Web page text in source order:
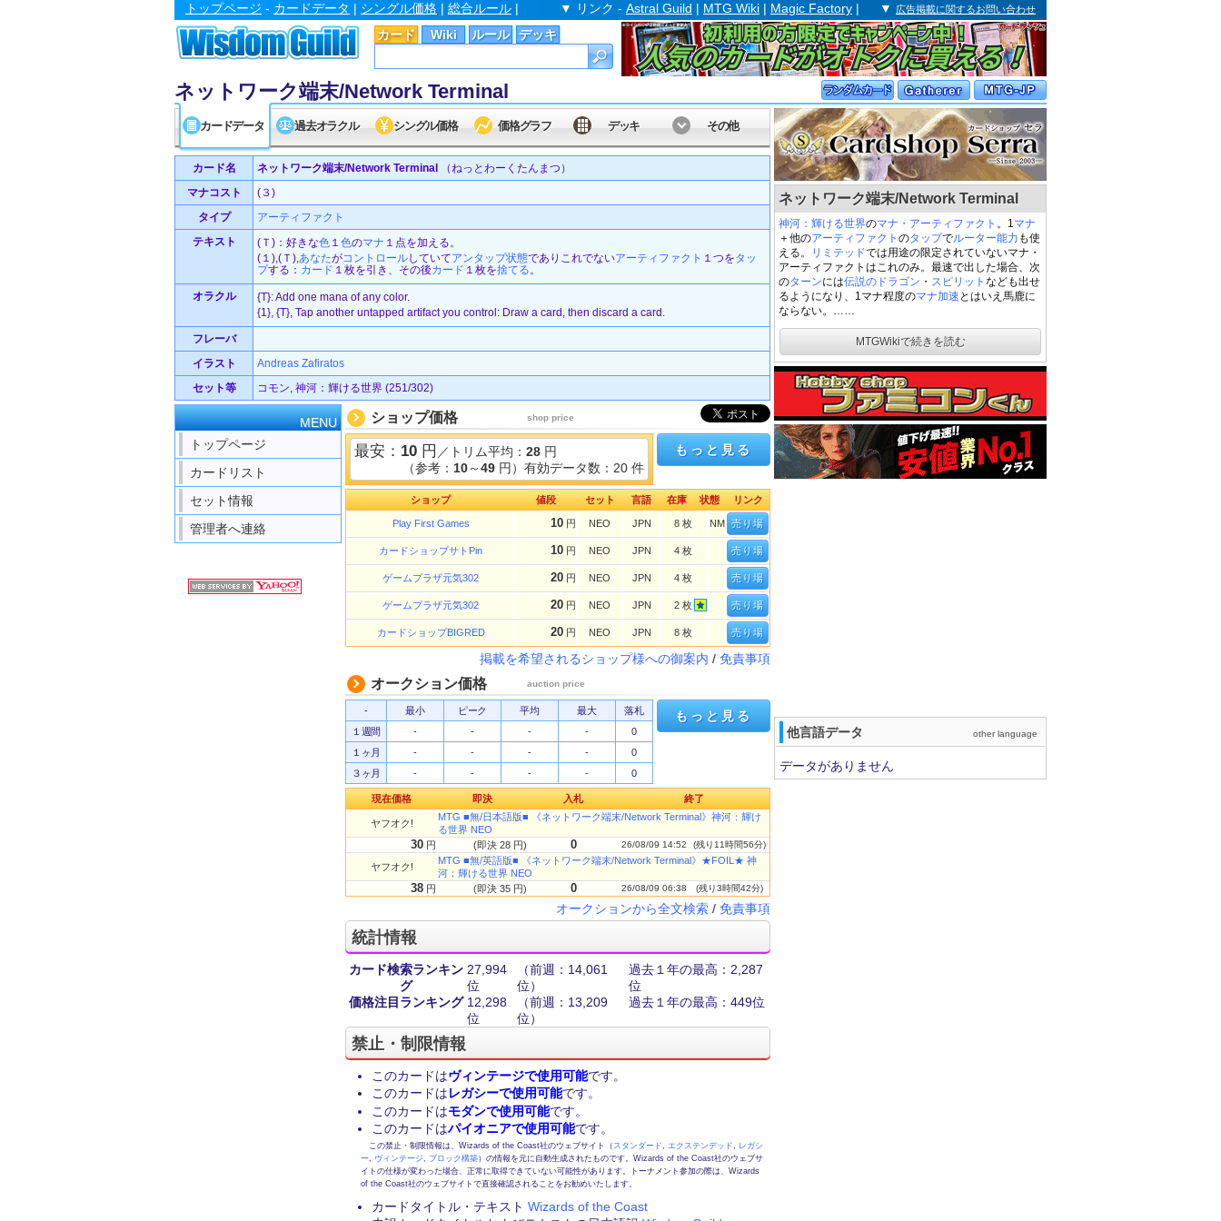
カード Wiki ルール デッキ
トップページ - カードデータ | シングル価格 | 総合ルール | ▼ リンク - Astral Guild | MTG Wiki | Magic Factory | ▼ 広告掲載に関するお問い合わせ
ネットワーク端末/Network Terminal
ネットワーク端末/Network Terminal
神河：輝ける世界のマナ・アーティファクト 。1マナ
＋他のアーティファクト のタップでルーター能力 も使
える。
リミテッドでは用途の限定されていないマナ・
アーティファクトはこれのみ。最速で出した場合、次
のターンには伝説の ドラゴン ・ スピリット なども出せ
るようになり、1マナ程度のマナ加速 とはいえ馬鹿に
ならない。……
MTGWikiで続きを読む
他言語データ other language
データがありません
カードデータ 過去オラクル シングル価格 価格グラフ デッキ その他
カード名 ネットワーク端末/Network Terminal
（ねっとわーくたんまつ）
マナコスト
(３)
タイプ
アーティファクト
テキスト
(Ｔ)：好きな色 １ 色のマナ １点を加える。
(１),(Ｔ),あなたがコントロールしていてアンタップ状態でありこれでないアーティファクト １つをタッ
プする： カード １枚を引き、その後カード １枚を捨てる。
オラクル
{T}: Add one mana of any color.
{1}, {T}, Tap another untapped artifact you control: Draw a card, then discard a card.
フレーバ
イラスト
Andreas Zafiratos
セット等
コモン, 神河：輝ける世界 (251/302)
MENU
トップページ
カードリスト
セット情報
管理者へ連絡
ショップ価格 shop price
最安： 10 円 ／トリム平均： 28 円
（参考： 10～49 円）有効データ数：20 件
もっと見る
ショップ 値段 セット 言語 在庫 状態 リンク
Play First Games 10 円 NEO JPN 8 枚 NM 売り場
カードショップサトPin 10 円 NEO JPN 4 枚 売り場
ゲームプラザ元気302 20 円 NEO JPN 4 枚 売り場
ゲームプラザ元気302 20 円 NEO JPN 2 枚 売り場
カードショップBIGRED 20 円 NEO JPN 8 枚 売り場
掲載を希望されるショップ様への御案内 / 免責事項
オークション価格 auction price
- 最小 ピーク 平均 最大
落札
１週間
- - - -
0
１ヶ月
- - - -
0
３ヶ月
- - - - 0
もっと見る
現在価格 即決 入札 終了
ヤフオク!
MTG ■無/日本語版■ 《ネットワーク端末/Network Terminal》神河：輝け
る世界 NEO
30 円 (即決 28 円) 0 26/08/09 14:52 (残り11時間56分)
ヤフオク!
MTG ■無/英語版■ 《ネットワーク端末/Network Terminal》★FOIL★ 神
河：輝ける世界 NEO
38 円 (即決 35 円) 0 26/08/09 06:38 (残り3時間42分)
オークションから全文検索 / 免責事項
統計情報
カード検索ランキン
グ
27,994
位
（前週：14,061
位）
過去１年の最高：2,287
位
価格注目ランキング 12,298
位
（前週：13,209
位）
過去１年の最高：449位
禁止・制限情報
このカードはヴィンテージで使用可能です。
このカードはレガシーで使用可能です。
このカードはモダンで使用可能です。
このカードはパイオニアで使用可能です。
この禁止・制限情報は、Wizards of the Coast社のウェブサイト（ スタンダード エクステンデッド
レガシ
ー
ヴィンテージ ブロック構築）の情報を元に自動生成されたものです。Wizards of the Coast社のウェブサ
イトの仕様が変わった場合、正常に取得できていない可能性があります。トーナメント参加の際は、Wizards
of the Coast社のウェブサイトで直接確認されることをお勧めいたします。
カードタイトル・テキスト Wizards of the Coast